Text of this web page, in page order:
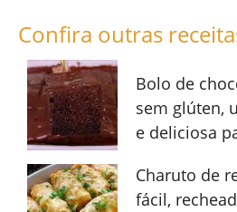
Confira outras
Bolo de
sem glúten,
e deliciosa
Charuto de
fácil,